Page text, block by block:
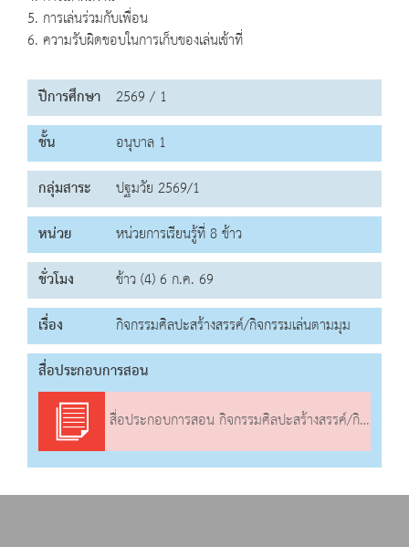
5. การเล่นร่วมกับเพื่อน
6. ความรับผิดชอบในการเก็บของเล่นเข้าที่
ปีการศึกษา 2569 / 1
ชั้น
อนุบาล 1
กลุ่มสาระ
ปฐมวัย 2569/1
หน่วย
หน่วยการเรียนรู้ที่ 8 ข้าว
ชั่วโมง
ข้าว (4) 6 ก.ค. 69
เรื่อง
กิจกรรมศิลปะสร้างสรรค์/กิจกรรมเล่นตามมุม
สื่อประกอบการสอน
สื่อประกอบการสอน กิจกรรมศิลปะสร้างสรรค์/กิจกรรมเล่นตามมุม